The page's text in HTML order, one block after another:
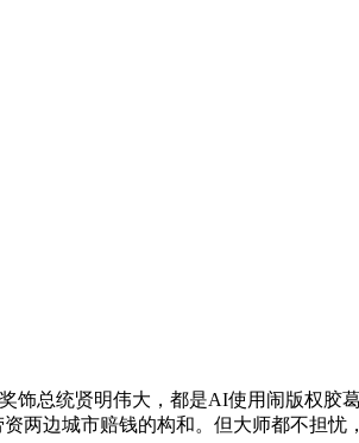
总统贤明伟大，都是AI使用闹版权胶
两边城市赔钱的构和。但大师都不担忧